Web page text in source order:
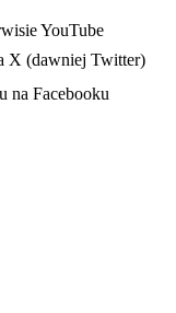
YouTube
X (dawniej Twitter)
na Facebooku